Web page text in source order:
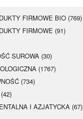
rabatowy
FIRMOWE BIO (769)
FIRMOWE (91)
SUROWA (30)
(1767)
(734)
I AZJATYCKA (67)